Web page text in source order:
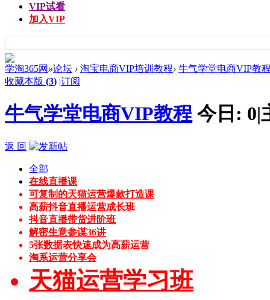
VIP试看
加入VIP
学淘365网 »论坛 › 淘宝电商VIP培训教程› 牛气学堂电商VIP教
收藏本版 (3) |订阅
牛气学堂电商VIP教程 今日: 0|
返 回
全部
在线直播课
可复制的天猫运营爆款打造课
高薪抖音直播运营成长班
抖音直播带货进阶班
解密生意参谋36讲
5张数据表快速成为高薪运营
淘系运营分享会
天猫运营学习班